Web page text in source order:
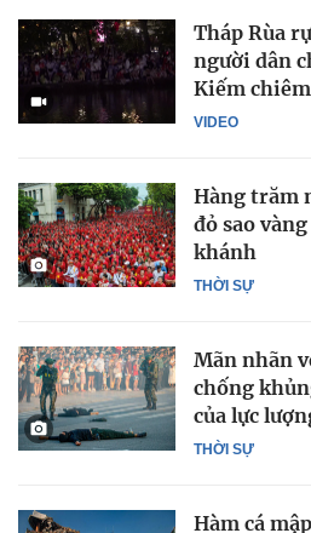
VIDEO
Tháp Rùa
người dân
Kiếm
THỜI SỰ
Hàng trăm
đỏ sao
khánh
THỜI SỰ
Mãn nhãn
chống
của lực
Hàm cá